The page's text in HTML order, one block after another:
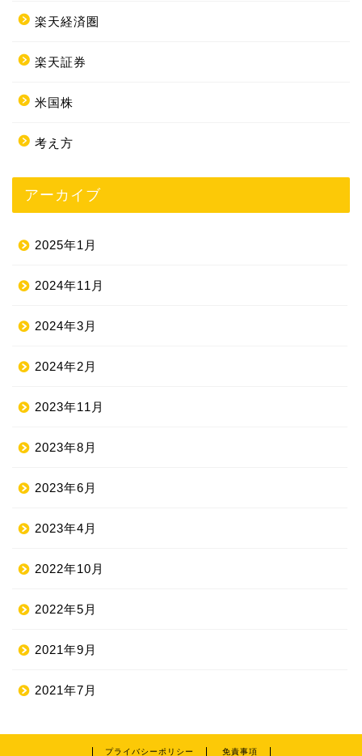
楽天経済圏
楽天証券
米国株
考え方
アーカイブ
2025年1月
2024年11月
2024年3月
2024年2月
2023年11月
2023年8月
2023年6月
2023年4月
2022年10月
2022年5月
2021年9月
2021年7月
プライバシーポリシー 免責事項